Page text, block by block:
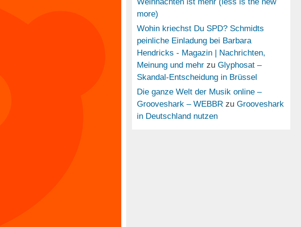
more)
Wohin kriechst Du SPD? Schmidts
peinliche Einladung bei Barbara
Hendricks - Magazin | Nachrichten,
Meinung und mehr zu Glyphosat –
Skandal-Entscheidung in Brüssel
Die ganze Welt der Musik online –
Grooveshark – WEBBR zu Grooveshark
in Deutschland nutzen